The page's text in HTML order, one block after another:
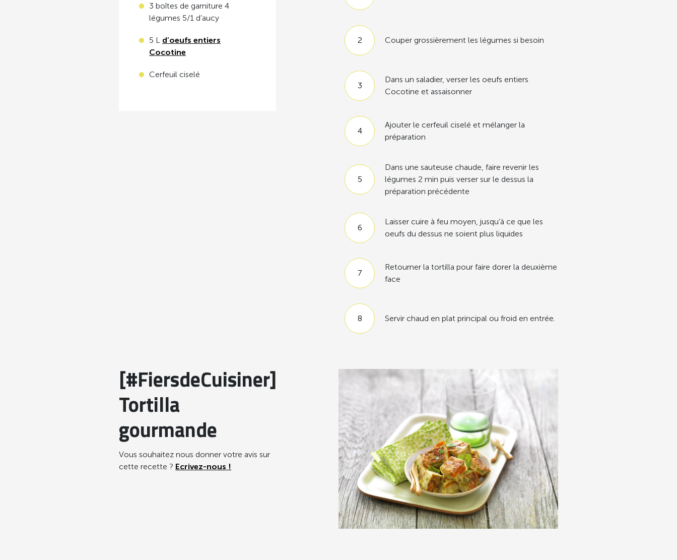
3 boîtes de garniture 4
légumes 5/1 d’aucy
5 L d’oeufs entiers
Cocotine
Cerfeuil ciselé
Couper grossièrement les légumes si besoin
Dans un saladier, verser les oeufs entiers
Cocotine et assaisonner
Ajouter le cerfeuil ciselé et mélanger la
préparation
Dans une sauteuse chaude, faire revenir les
légumes 2 min puis verser sur le dessus la
préparation précédente
Laisser cuire à feu moyen, jusqu’à ce que les
oeufs du dessus ne soient plus liquides
Retourner la tortilla pour faire dorer la deuxième
face
Servir chaud en plat principal ou froid en entrée.
[#FiersdeCuisiner]
Tortilla
gourmande
Vous souhaitez nous donner votre avis sur
cette recette ? Ecrivez-nous !